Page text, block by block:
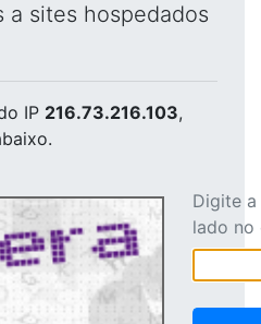
a sites hospedados
IP 216.73.216.103,
Digite
lado no